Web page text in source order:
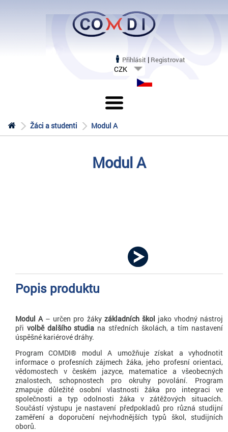
Přihlásit | Registrovat
CZK
Žáci a studenti Modul A
Modul A
Popis produktu
Modul A – určen pro žáky základních škol jako vhodný nástroj
při volbě dalšího studia na středních školách, a tím nastavení
úspěšné kariérové dráhy.
Program COMDI® modul A umožňuje získat a vyhodnotit
informace o profesních zájmech žáka, jeho profesní orientaci,
vědomostech v českém jazyce, matematice a všeobecných
znalostech, schopnostech pro okruhy povolání. Program
zmapuje důležité osobní vlastnosti žáka pro integraci ve
společnosti a typ odolnosti žáka v zátěžových situacích.
Součástí výstupu je nastavení předpokladů pro různá studijní
zaměření a doporučení nejvhodnějších typů škol, studijních
oborů.